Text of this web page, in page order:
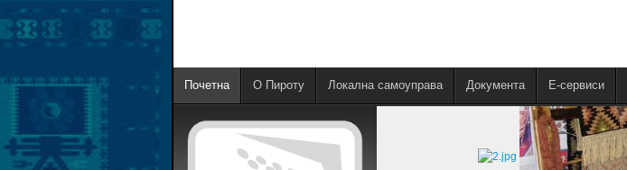
Почетна О Пироту Локална самоуправа Документа E-сервиси